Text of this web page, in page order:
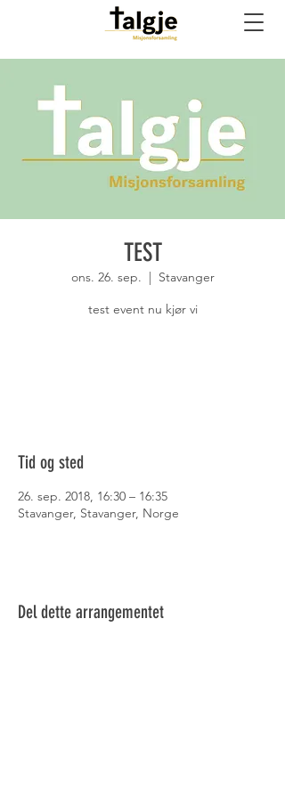
TEST
ons. 26. sep.
  |
Stavanger
test event nu kjør vi
Tid og sted
26. sep. 2018, 16:30 – 16:35
Stavanger, Stavanger, Norge
Del dette arrangementet